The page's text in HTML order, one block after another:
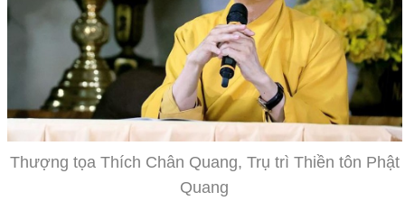
Thượng tọa Thích Chân Quang, Trụ trì Thiền tôn Phật
Quang